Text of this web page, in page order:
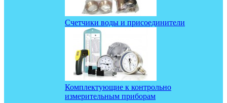
Счетчики воды и присоединители
Комплектующие к контрольно
измерительным приборам